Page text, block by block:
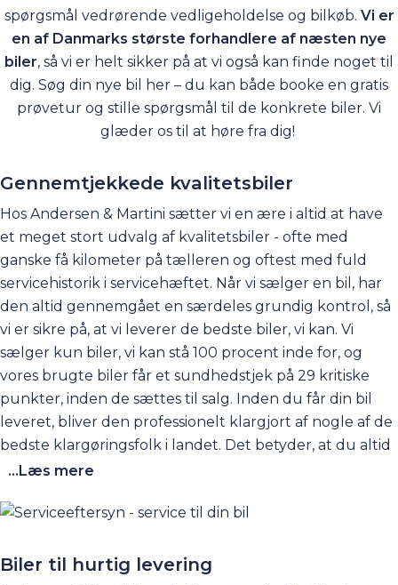
spørgsmål vedrørende vedligeholdelse og bilkøb. Vi er
en af Danmarks største forhandlere af næsten nye
biler, så vi er helt sikker på at vi også kan finde noget til
dig. Søg din nye bil her – du kan både booke en gratis
prøvetur og stille spørgsmål til de konkrete biler. Vi
glæder os til at høre fra dig!
Gennemtjekkede kvalitetsbiler
Hos Andersen & Martini sætter vi en ære i altid at have
et meget stort udvalg af kvalitetsbiler - ofte med
ganske få kilometer på tælleren og oftest med fuld
servicehistorik i servicehæftet. Når vi sælger en bil, har
den altid gennemgået en særdeles grundig kontrol, så
vi er sikre på, at vi leverer de bedste biler, vi kan. Vi
sælger kun biler, vi kan stå 100 procent inde for, og
vores brugte biler får et sundhedstjek på 29 kritiske
punkter, inden de sættes til salg. Inden du får din bil
leveret, bliver den professionelt klargjort af nogle af de
bedste klargøringsfolk i landet. Det betyder, at du altid
modtager en skinnende ny bil, der står skarpt både
god samvittighed aflevere bilerne til vores glade
også selvom den skulle have nogle kilometer bag sig.
...Læs mere
Biler til hurtig levering